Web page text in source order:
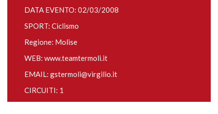
DATA EVENTO: 02/03/2008
SPORT: Ciclismo
Regione: Molise
WEB: www.teamtermoli.it
EMAIL: gstermoli@virgilio.it
CIRCUITI: 1